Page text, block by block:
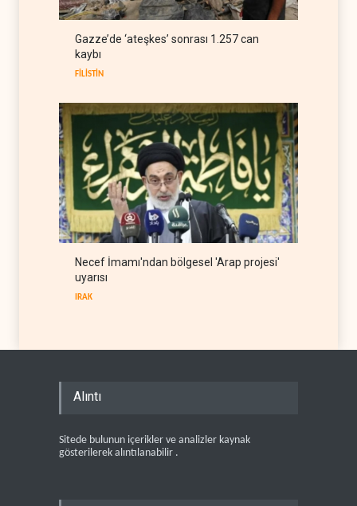
Hava gücü Trump'ın
Gazze’de ‘ateşkes’ sonrası 1.257 can
kaybı
FİLİSTİN
Necef İmamı'ndan bölgesel 'Arap projesi'
uyarısı
IRAK
Alıntı
Sitede bulunun içerikler ve analizler kaynak
gösterilerek alıntılanabilir .